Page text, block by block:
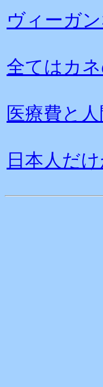
ヴィーガ
全てはカ
医療費と
日本人だ